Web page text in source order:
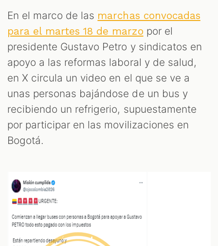
En el marco de las marchas convocadas
para el martes 18 de marzo por el
presidente Gustavo Petro y sindicatos en
apoyo a las reformas laboral y de salud,
en X circula un video en el que se ve a
unas personas bajándose de un bus y
recibiendo un refrigerio, supuestamente
por participar en las movilizaciones en
Bogotá.